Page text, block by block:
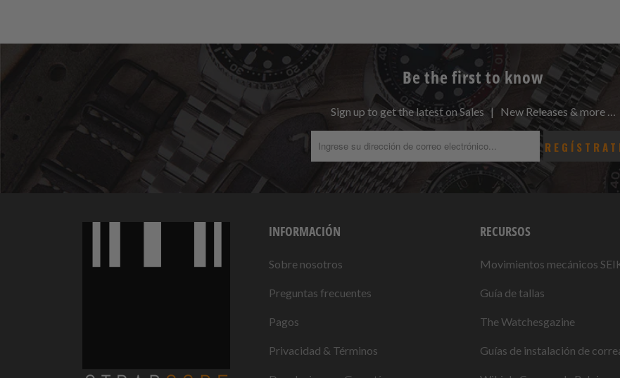
Be the first to know
Sign up to get the latest on Sales | New Releases & more …
INFORMACIÓN
Sobre nosotros
Preguntas frecuentes
Pagos
Privacidad & Términos
RECURSOS
Movimientos mecánicos
Guía de tallas
The Watchesgazine
Guías de instalación de